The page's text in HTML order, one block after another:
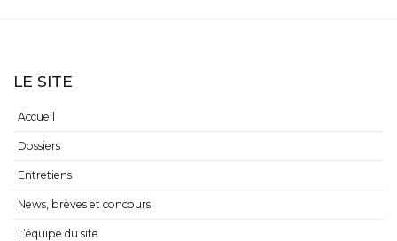
LE SITE
Accueil
Dossiers
Entretiens
News, brèves et concours
L’équipe du site